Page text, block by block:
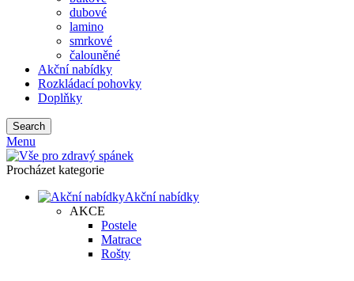
dubové
lamino
smrkové
čalouněné
Akční nabídky
Rozkládací pohovky
Doplňky
Search
Menu
Procházet kategorie
Akční nabídky
AKCE
Postele
Matrace
Rošty